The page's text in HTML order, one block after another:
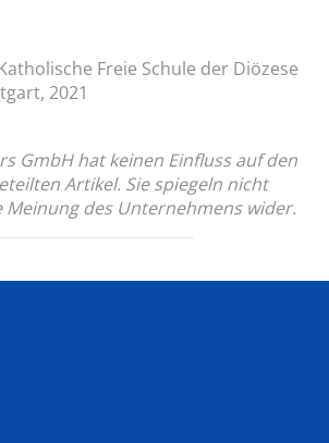
Freie Schule der Diözese
2021
GmbH hat keinen Einfluss auf den
Artikel. Sie spiegeln nicht
Meinung des Unternehmens wider.